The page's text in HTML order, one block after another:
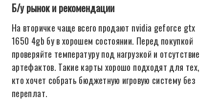
Б/у рынок и рекомендации
На вторичке чаще всего продают nvidia geforce gtx
1650 4gb бу в хорошем состоянии. Перед покупкой
проверяйте температуру под нагрузкой и отсутствие
артефактов. Такие карты хорошо подходят для тех,
кто хочет собрать бюджетную игровую систему без
переплат.